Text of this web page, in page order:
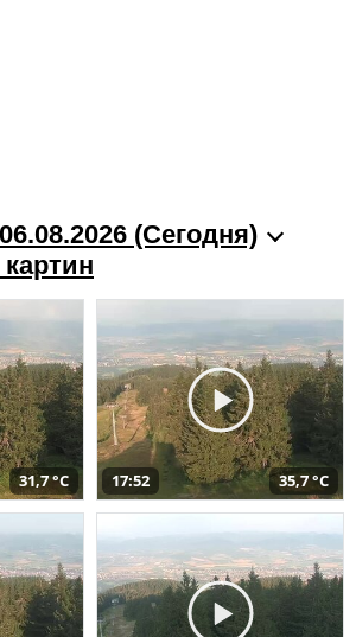
(Cегодня)
31,7 °C 17:52 35,7 °C